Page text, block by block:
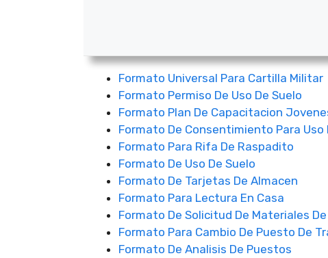
Formato Universal Para Cartilla Militar
Formato Permiso De Uso De Suelo
Formato Plan De Capacitacion
Formato De Consentimiento Para Uso
Formato Para Rifa De Raspadito
Formato De Uso De Suelo
Formato De Tarjetas De Almacen
Formato Para Lectura En Casa
Formato De Solicitud De Materiales
Formato Para Cambio De Puesto De
Formato De Analisis De Puestos